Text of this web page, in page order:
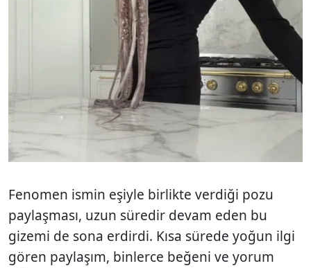
Fenomen ismin eşiyle birlikte verdiği pozu
paylaşması, uzun süredir devam eden bu
gizemi de sona erdirdi. Kısa sürede yoğun ilgi
gören paylaşım, binlerce beğeni ve yorum